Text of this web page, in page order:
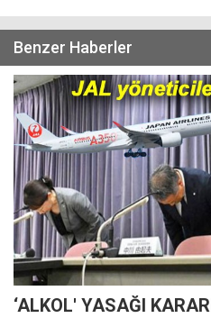
Benzer Haberler
‘ALKOL' YASAĞI KARARI